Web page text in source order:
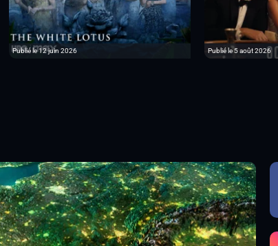
Publié le 12 juin 2026 Publié le 5 août 2026